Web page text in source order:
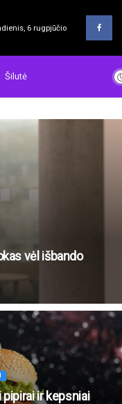
6 rugpjūčio
Šilutė
vėl išbando
ir kepsniai